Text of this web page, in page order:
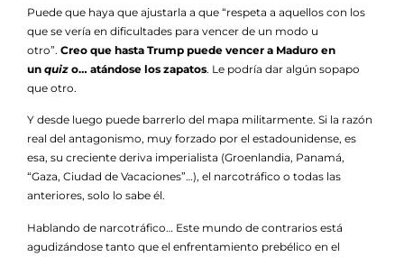
Puede que haya que ajustarla a que “respeta a aquellos con los
que se vería en dificultades para vencer de un modo u
otro”. Creo que hasta Trump puede vencer a Maduro en
un quiz o… atándose los zapatos. Le podría dar algún sopapo
que otro.
Y desde luego puede barrerlo del mapa militarmente. Si la razón
real del antagonismo, muy forzado por el estadounidense, es
esa, su creciente deriva imperialista (Groenlandia, Panamá,
“Gaza, Ciudad de Vacaciones”…), el narcotráfico o todas las
anteriores, solo lo sabe él.
Hablando de narcotráfico… Este mundo de contrarios está
agudizándose tanto que el enfrentamiento prebélico en el